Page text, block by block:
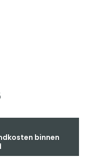
binnen